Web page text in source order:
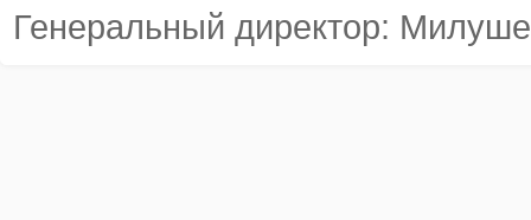
Генеральный директор: